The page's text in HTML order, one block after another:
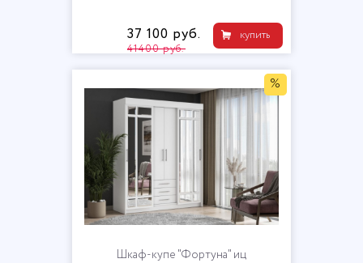
купить
37 100 руб.
41400 руб.
%
Шкаф-купе "Фортуна" иц